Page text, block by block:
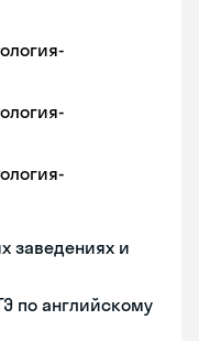
заведениях и
по английскому